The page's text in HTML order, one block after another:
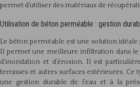
permet d’utiliser des matériaux de
Utilisation de béton perméable : gestion
Le béton perméable est une solution idéale
Il permet une meilleure infiltration dans le
d’inondation et d’érosion. Il est
terrasses et autres surfaces extérieures.
une gestion durable de l’eau et à la